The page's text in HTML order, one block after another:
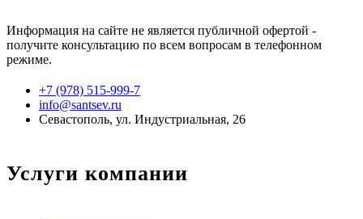
Информация на сайте не является публичной офертой -
получите консультацию по всем вопросам в телефонном
режиме.
+7 (978) 515-999-7
info@santsev.ru
Севастополь, ул. Индустриальная, 26
Услуги компании